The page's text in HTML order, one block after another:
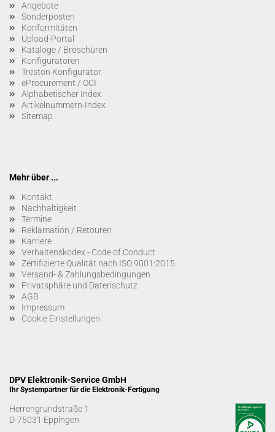
Angebote
Sonderposten
Konformitäten
Upload-Portal
Kataloge / Broschüren
Konfiguratoren
Treston Konfigurator
eProcurement / OCI
Alphabetischer Index
Artikelnummern-Index
Sitemap
Mehr über ...
Kontakt
Nachhaltigkeit
Termine
Reklamation / Retouren
Karriere
Verhaltenskodex - Code of Conduct
Zertifizierte Qualität nach ISO 9001:2015
Versand- & Zahlungsbedingungen
Privatsphäre und Datenschutz
AGB
Impressum
Cookie Einstellungen
DPV Elektronik-Service GmbH
Ihr Systempartner für die Elektronik-Fertigung
Herrengrundstraße 1
D-75031 Eppingen